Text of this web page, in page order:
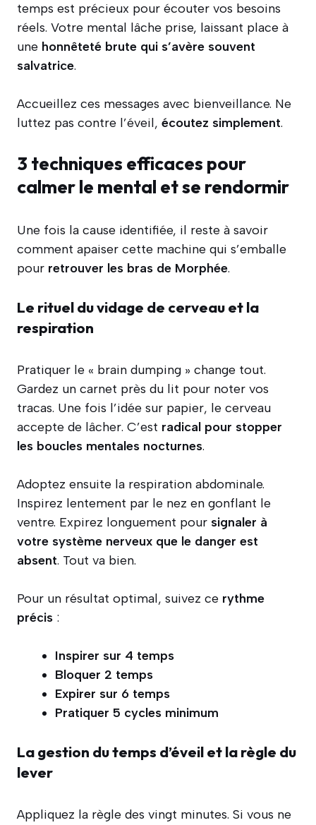
temps est précieux pour écouter vos besoins
réels. Votre mental lâche prise, laissant place à
une honnêteté brute qui s’avère souvent
salvatrice.
Accueillez ces messages avec bienveillance. Ne
luttez pas contre l’éveil, écoutez simplement.
3 techniques efficaces pour
calmer le mental et se rendormir
Une fois la cause identifiée, il reste à savoir
comment apaiser cette machine qui s’emballe
pour retrouver les bras de Morphée.
Le rituel du vidage de cerveau et la
respiration
Pratiquer le « brain dumping » change tout.
Gardez un carnet près du lit pour noter vos
tracas. Une fois l’idée sur papier, le cerveau
accepte de lâcher. C’est radical pour stopper
les boucles mentales nocturnes.
Adoptez ensuite la respiration abdominale.
Inspirez lentement par le nez en gonflant le
ventre. Expirez longuement pour signaler à
votre système nerveux que le danger est
absent. Tout va bien.
Pour un résultat optimal, suivez ce rythme
précis :
Inspirer sur 4 temps
Bloquer 2 temps
Expirer sur 6 temps
Pratiquer 5 cycles minimum
La gestion du temps d’éveil et la règle du
lever
Appliquez la règle des vingt minutes. Si vous ne